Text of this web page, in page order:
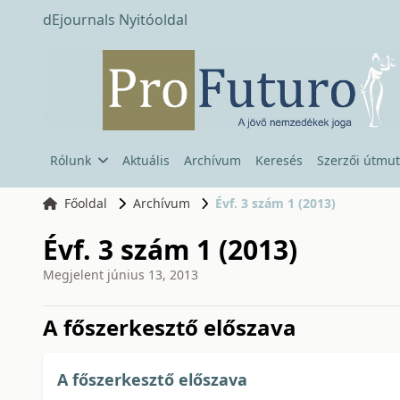
dEjournals Nyitóoldal
Rólunk Aktuális Archívum Keresés Szerzői
Főoldal Archívum Évf. 3 szám 1 (2013)
Évf. 3 szám 1 (2013)
Megjelent június 13, 2013
A főszerkesztő előszava
A főszerkesztő előszava